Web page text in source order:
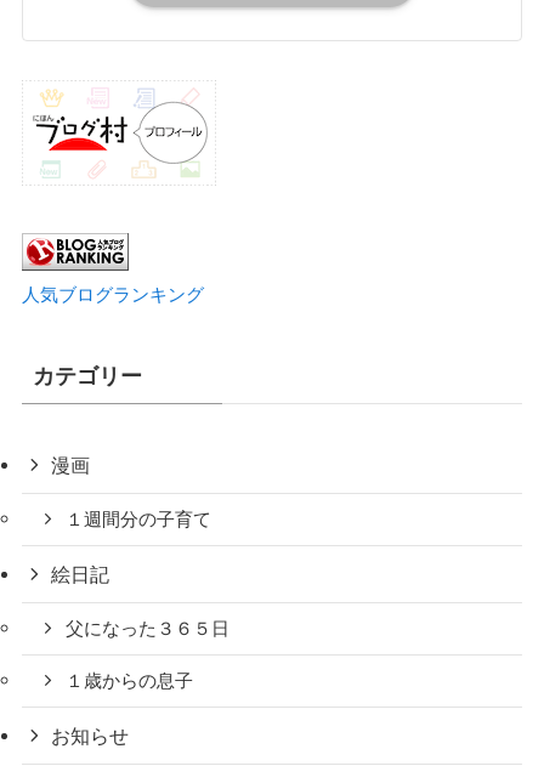
人気ブログランキング
カテゴリー
漫画
１週間分の子育て
絵日記
父になった３６５日
１歳からの息子
お知らせ